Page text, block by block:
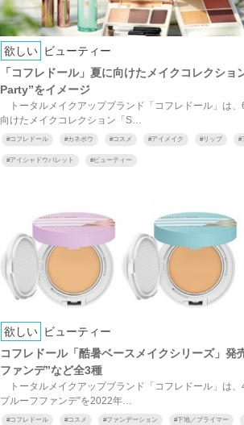
欲しい ビューティー
「コフレドール」夏に向けたメイクコレクシ
Party”をイメージ
トータルメイクアップブランド「コフレドール」は
向けたメイクコレクション「S…
#コフレドール #カネボウ #コスメ #アイメイク #リップ #
#アイシャドウパレット #ビューティー
欲しい ビューティー
コフレドール「酷暑ベースメイクシリーズ」
ファンデ”など全3種
トータルメイクアップブランド「コフレドール」は、
プルーフファンデ”を2022年…
#コフレドール #コスメ #ファンデーション #下地／プライマー